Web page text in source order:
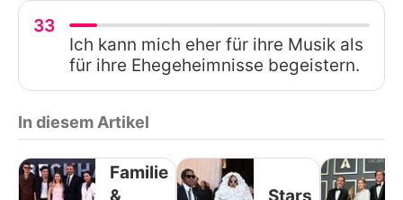
33
Ich kann mich eher für ihre Musik als
für ihre Ehegeheimnisse begeistern.
In diesem Artikel
Familie